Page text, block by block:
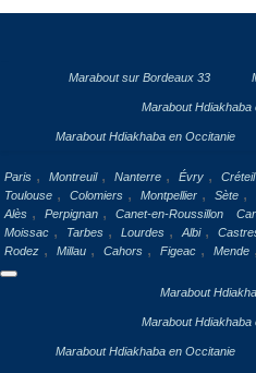
Marabout sur Bordeaux 33
Marabout Hdiakhaba
Marabout Hdiakhaba en Occitanie
Paris , Montreuil , Nanterre , Évry , Créteil
Toulouse , Colomiers , Montpellier , Sète ,
Alès , Perpignan , Canet-en-Roussillon
Moissac , Tarbes , Lourdes , Albi ,
Rodez , Millau , Cahors , Figeac , Mende ,
Marabout
Marabout Hdiakhaba
Marabout Hdiakhaba en Occitanie